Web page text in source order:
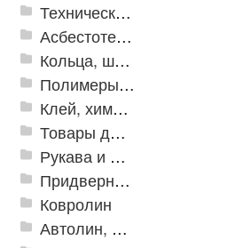
Техническая резина
Асбестотехнические и теплоизоляционные материалы
Кольца, шайбы, манжеты
Полимеры и пластики
Клей, химия, сопутствующие товары
Товары для дома
Рукава и шланги промышленные
Придверные решетки
Ковролин
Автолин, Транслин, Линолеум